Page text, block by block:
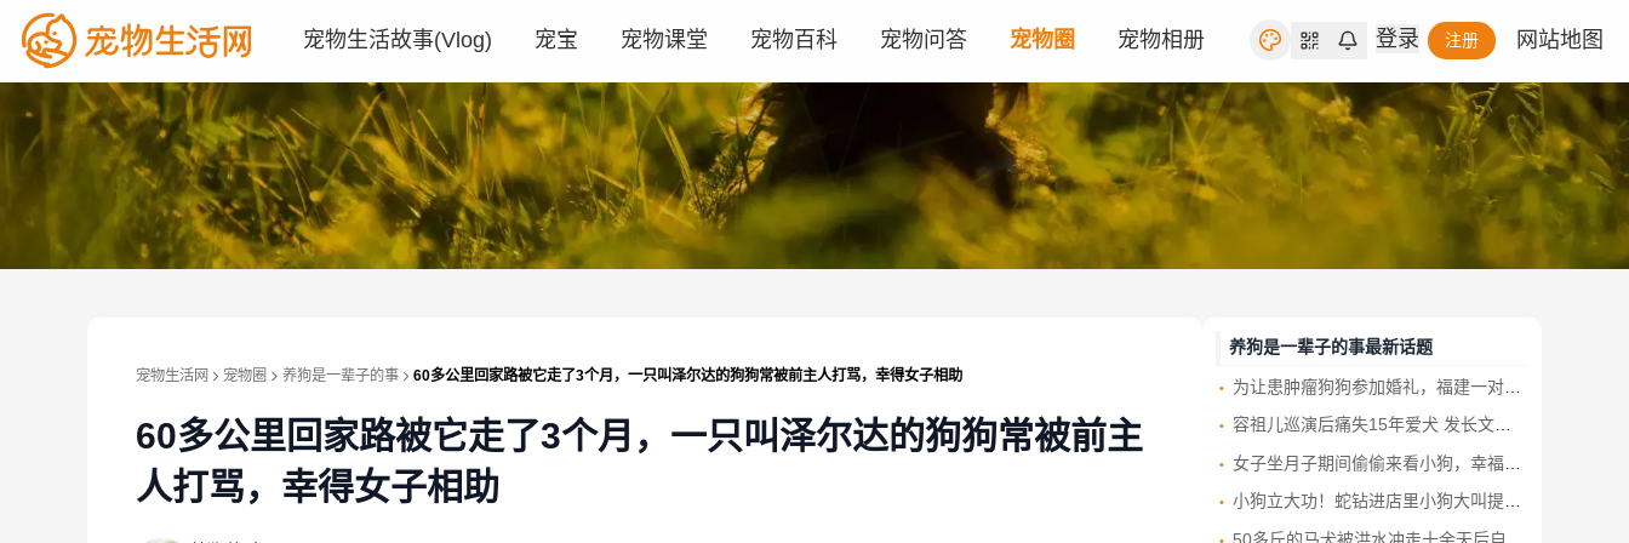
宠物生活故事(Vlog) 宠宝 宠物课堂 宠物百科 宠物问答 宠物圈 宠物相册 登录 注册 网站地图
宠物生活网 宠物圈 养狗是一辈子的事 60多公里回家路被它走了3个月，一只叫泽尔达的狗狗常被前主人打骂，幸得女子相助
60多公里回家路被它走了3个月，一只叫泽尔达的狗狗常被前主
人打骂，幸得女子相助
养狗是一辈子的事最新话题
为让患肿瘤狗狗参加婚礼，福建一对新人两次提前婚礼时间
容祖儿巡演后痛失15年爱犬 发长文深情告别“老友”
女子坐月子期间偷偷来看小狗，幸福的狗狗遇到爱它们的主人
小狗立大功！蛇钻进店里小狗大叫提醒 “智斗”将其咬死
50多斤的马犬被洪水冲走十余天后自行回家，只剩20斤 主人：喂养几天现在眼睛有神了